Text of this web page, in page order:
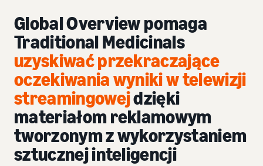
Global Overview pomaga
Traditional Medicinals
uzyskiwać przekraczające
oczekiwania wyniki w telewizji
streamingowejdzięki
materiałom reklamowym
tworzonym z wykorzystaniem
sztucznej inteligencji